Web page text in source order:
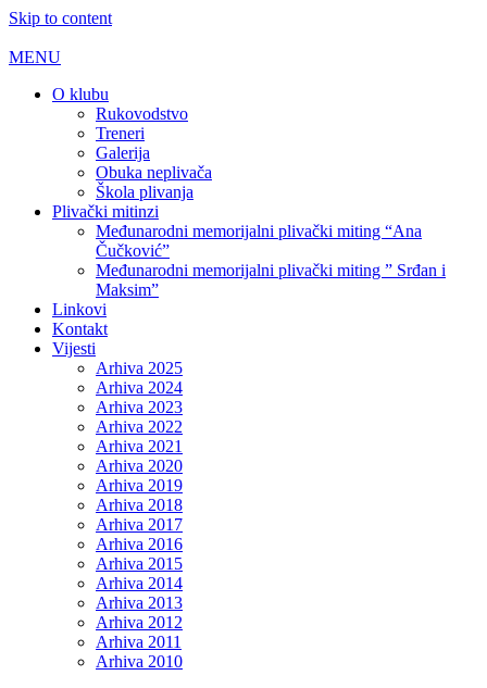
Skip to content
MENU
O klubu
Rukovodstvo
Treneri
Galerija
Obuka neplivača
Škola plivanja
Plivački mitinzi
Međunarodni memorijalni plivački miting “Ana
Čučković”
Međunarodni memorijalni plivački miting ” Srđan i
Maksim”
Linkovi
Kontakt
Vijesti
Arhiva 2025
Arhiva 2024
Arhiva 2023
Arhiva 2022
Arhiva 2021
Arhiva 2020
Arhiva 2019
Arhiva 2018
Arhiva 2017
Arhiva 2016
Arhiva 2015
Arhiva 2014
Arhiva 2013
Arhiva 2012
Arhiva 2011
Arhiva 2010